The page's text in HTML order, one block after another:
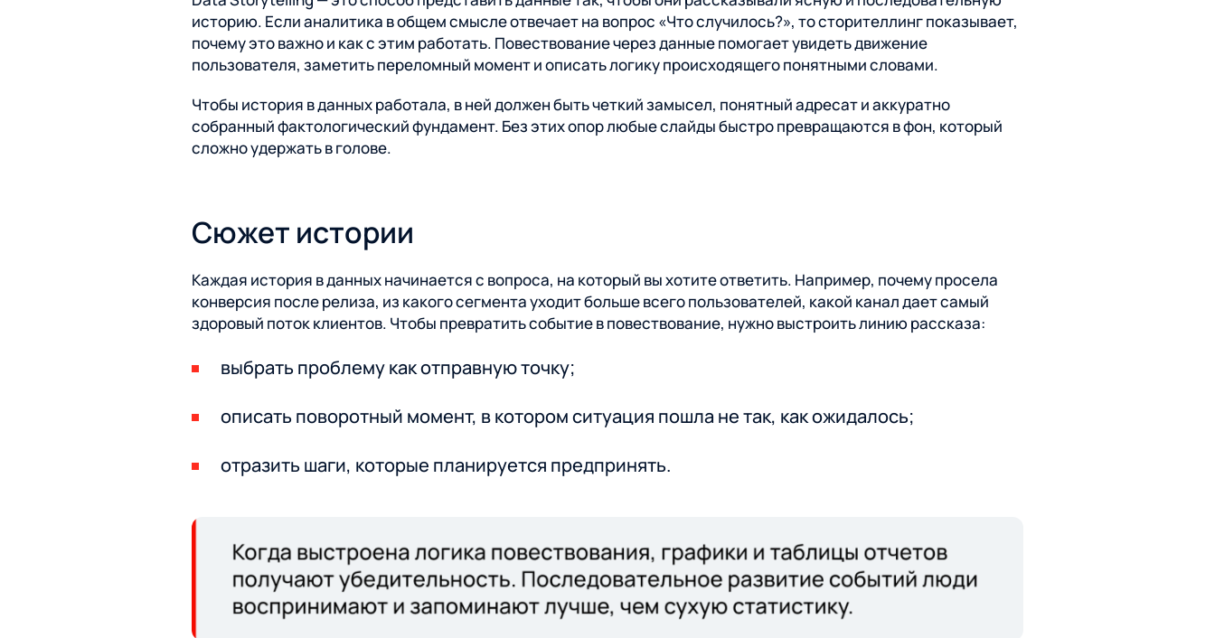
историю. Если аналитика в общем смысле отвечает на вопрос «Что случилось?», то сторителлинг показывает,
почему это важно и как с этим работать. Повествование через данные помогает увидеть движение
пользователя, заметить переломный момент и описать логику происходящего понятными словами.
Чтобы история в данных работала, в ней должен быть четкий замысел, понятный адресат и аккуратно
собранный фактологический фундамент. Без этих опор любые слайды быстро превращаются в фон, который
сложно удержать в голове.
Сюжет истории
Каждая история в данных начинается с вопроса, на который вы хотите ответить. Например, почему просела
конверсия после релиза, из какого сегмента уходит больше всего пользователей, какой канал дает самый
здоровый поток клиентов. Чтобы превратить событие в повествование, нужно выстроить линию рассказа:
выбрать проблему как отправную точку;
описать поворотный момент, в котором ситуация пошла не так, как ожидалось;
отразить шаги, которые планируется предпринять.